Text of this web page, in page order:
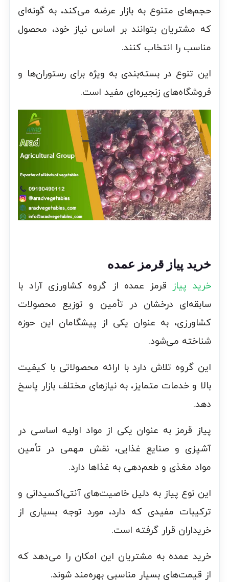
حجم‌های متنوع به بازار عرضه می‌کند، به گونه‌ای
که مشتریان بتوانند بر اساس نیاز خود، محصول
مناسب را انتخاب کنند.
این تنوع در بسته‌بندی به ویژه برای رستوران‌ها و
فروشگاه‌های زنجیره‌ای مفید است.
خرید پیاز قرمز عمده
خرید پیاز
قرمز عمده از گروه کشاورزی آراد با
سابقه‌ای درخشان در تأمین و توزیع محصولات
کشاورزی، به عنوان یکی از پیشگامان این حوزه
شناخته می‌شود.
این گروه تلاش دارد با ارائه محصولاتی با کیفیت
بالا و خدمات متمایز، به نیازهای مختلف بازار پاسخ
دهد.
پیاز قرمز به عنوان یکی از مواد اولیه اساسی در
آشپزی و صنایع غذایی، نقش مهمی در تأمین
مواد مغذی و طعم‌دهی به غذاها دارد.
این نوع پیاز به دلیل خاصیت‌های آنتی‌اکسیدانی و
ترکیبات مفیدی که دارد، مورد توجه بسیاری از
خریداران قرار گرفته است.
خرید عمده به مشتریان این امکان را می‌دهد که
از قیمت‌های بسیار مناسبی بهره‌مند شوند.